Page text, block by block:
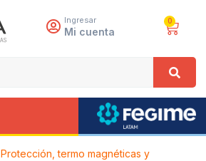
Ingresar
Mi cuenta
0
Protección, termo magnéticas y